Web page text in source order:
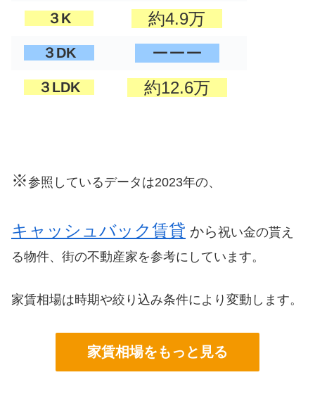
３K 約4.9万
３DK ーーー
３LDK 約12.6万
※参照しているデータは2023年の、
キャッシュバック賃貸 から祝い金の貰え
る物件、街の不動産家を参考にしています。
家賃相場は時期や絞り込み条件により変動します。
家賃相場をもっと見る